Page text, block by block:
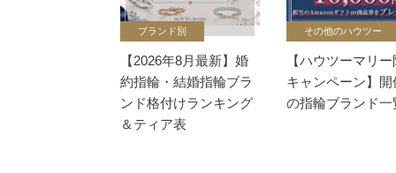
ブランド別
【2026年8月最新】婚
約指輪・結婚指輪ブラ
ンド格付けランキング
＆ティア表
その他のハウツー
【ハウツーマリ
キャンペーン】開
の指輪ブランド一